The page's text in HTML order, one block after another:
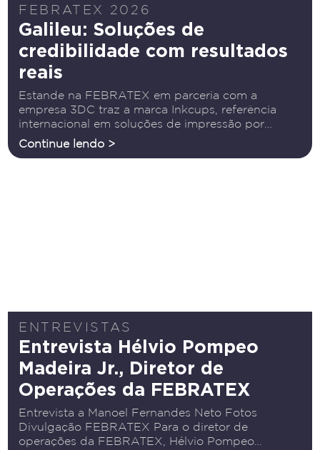
FEBRATEX 2026
Galileu: Soluções de
credibilidade com resultados
reais
Estande na FEBRATEX em parceria com a
empresa 3DC traz a marca Inkcups, referência
internacional em soluções de impressão por
tampografia A Galileu Tecnologia atua há mais de
Continue lendo >
ENTREVISTAS
Entrevista Hélvio Pompeo
Madeira Jr., Diretor de
Operações da FEBRATEX
Entrevista a Manoel Fernandes Neto Fotos
Divulgação FEBRATEX Para o diretor de
operações da FEBRATEX, Hélvio Pompeo